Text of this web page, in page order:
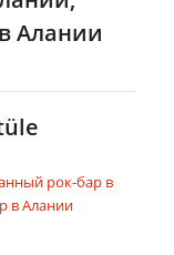
Алании
рок-бар в
в Алании